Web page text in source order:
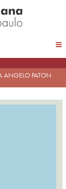
ANGELO PATON